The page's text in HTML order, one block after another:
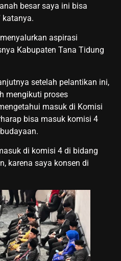
besar saya ini bisa
katanya.
aspirasi
Kabupaten Tana Tidung
setelah pelantikan ini,
mengikuti proses
masuk di Komisi
bisa masuk komisi 4
di komisi 4 di bidang
karena saya konsen di